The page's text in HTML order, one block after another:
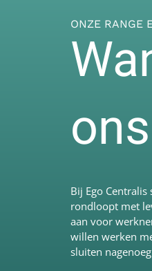
ONZE RANGE
Bij Ego
rondloopt met
aan voor
willen werken
sluiten